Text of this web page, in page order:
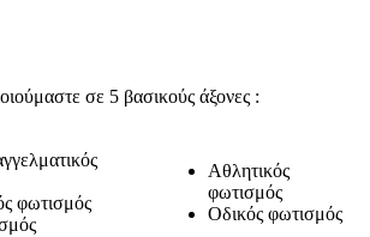
σε 5 βασικούς άξονες :
φωτισμός
Αθλητικός
φωτισμός
Οδικός φωτισμός